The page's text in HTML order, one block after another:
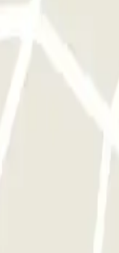
bij Parclick.